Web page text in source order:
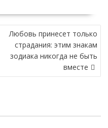
Любовь принесет только
страдания: этим знакам
зодиака никогда не быть
вместе